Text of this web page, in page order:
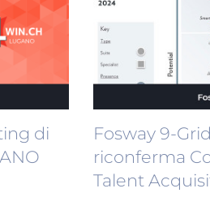
di
Fosway 9-
riconferma
Talent